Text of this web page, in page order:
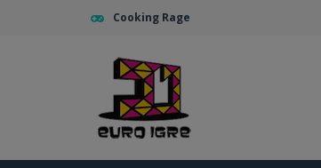
Cooking Rage